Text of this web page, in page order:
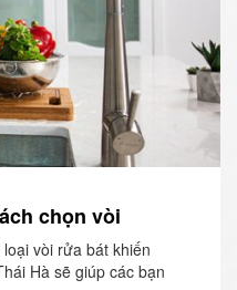
chọn vòi
vòi rửa bát khiến
Hà sẽ giúp các bạn